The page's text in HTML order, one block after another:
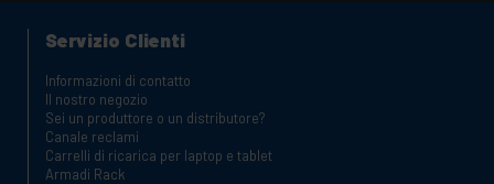
Servizio Clienti
Informazioni di contatto
Il nostro negozio
Sei un produttore o un distributore?
Canale reclami
Carrelli di ricarica per laptop e tablet
Armadi Rack